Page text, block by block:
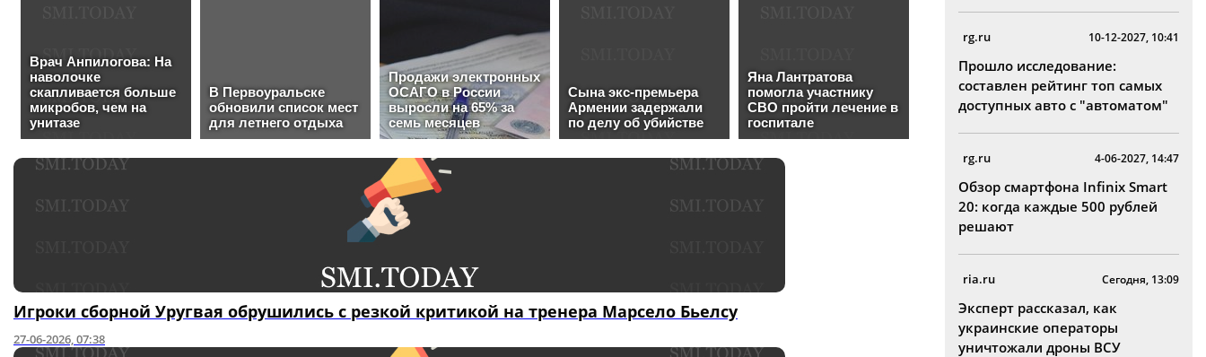
Игроки сборной Уругвая обрушились с резкой критикой на тренера Марсело Бьелсу
27-06-2026, 07:38
rg.ru 10-12-2027, 10:41
Прошло исследование:
составлен рейтинг топ самых
доступных авто с "автоматом"
rg.ru 4-06-2027, 14:47
Обзор смартфона Infinix Smart
20: когда каждые 500 рублей
решают
ria.ru Сегодня, 13:09
Эксперт рассказал, как
украинские операторы
уничтожали дроны ВСУ